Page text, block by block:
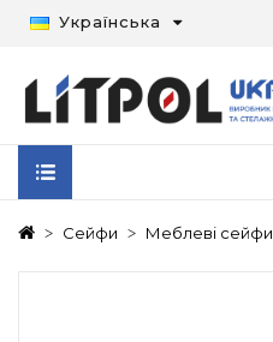
Українська
Сейфи Меблеві сейфи